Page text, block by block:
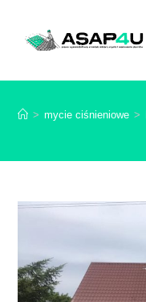
> mycie ciśnieniowe >